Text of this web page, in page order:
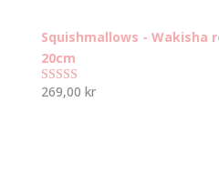
Squishmallows - Wakisha
20cm
Betygsatt
269,00 kr